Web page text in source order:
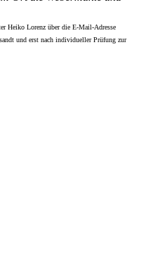
Heiko Lorenz über die E-Mail-Adresse
und erst nach individueller Prüfung zur